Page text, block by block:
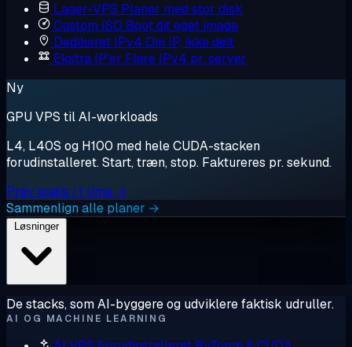
Lager-VPS Planer med stor disk
Custom ISO Boot dit eget image
Dedikeret IPv4 Din IP, ikke delt
Ekstra IP'er Flere IPv4 pr. server
Ny
GPU VPS til AI-workloads
L4, L40S og H100 med hele CUDA-stacken
forudinstalleret. Start, træn, stop. Faktureres pr. sekund.
Prøv gratis i 1 time →
Sammenlign alle planer →
Løsninger
De stacks, som AI-byggere og udviklere faktisk udruller.
AI OG MACHINE LEARNING